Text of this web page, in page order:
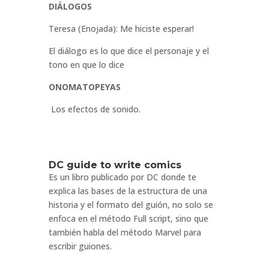
DIÁLOGOS
Teresa (Enojada): Me hiciste esperar!
El diálogo es lo que dice el personaje y el
tono en que lo dice
ONOMATOPEYAS
Los efectos de sonido.
DC guide to write comics
Es un libro publicado por DC donde te
explica las bases de la estructura de una
historia y el formato del guión, no solo se
enfoca en el método Full script, sino que
también habla del método Marvel para
escribir guiones.